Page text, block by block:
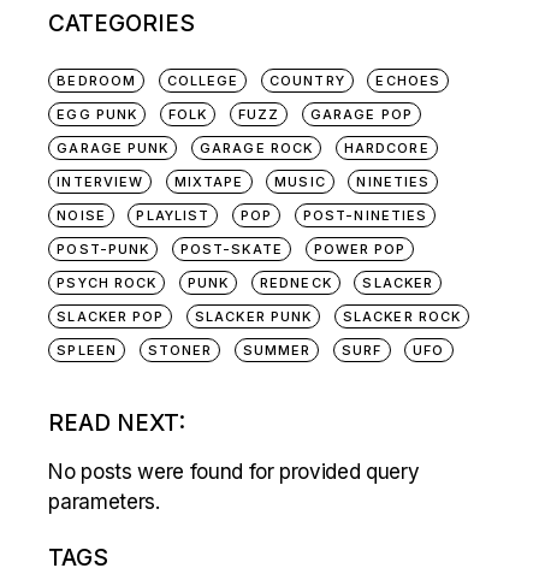
CATEGORIES
BEDROOM COLLEGE COUNTRY
ECHOES
EGG PUNK
FOLK FUZZ
GARAGE POP
GARAGE PUNK
GARAGE ROCK
HARDCORE
INTERVIEW
MIXTAPE MUSIC
NINETIES
NOISE
PLAYLIST POP
POST-NINETIES
POST-PUNK
POST-SKATE
POWER POP
PSYCH ROCK
PUNK REDNECK
SLACKER
SLACKER POP
SLACKER PUNK
SLACKER ROCK
SPLEEN
STONER SUMMER SURF UFO
READ NEXT:
No posts were found for provided query
parameters.
TAGS